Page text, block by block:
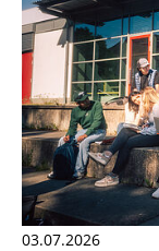
03.07.2026